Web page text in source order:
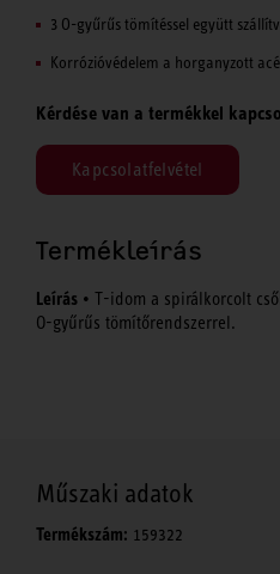
3 O-gyűrűs tömítéssel együtt
Korrózióvédelem a horganyzott
Kérdése van a termékkel
Kapcsolatfelvétel
Termékleírás
Leírás • T-idom a spirálkorcolt
O-gyűrűs tömítőrendszerrel.
Műszaki adatok
Termékszám: 159322